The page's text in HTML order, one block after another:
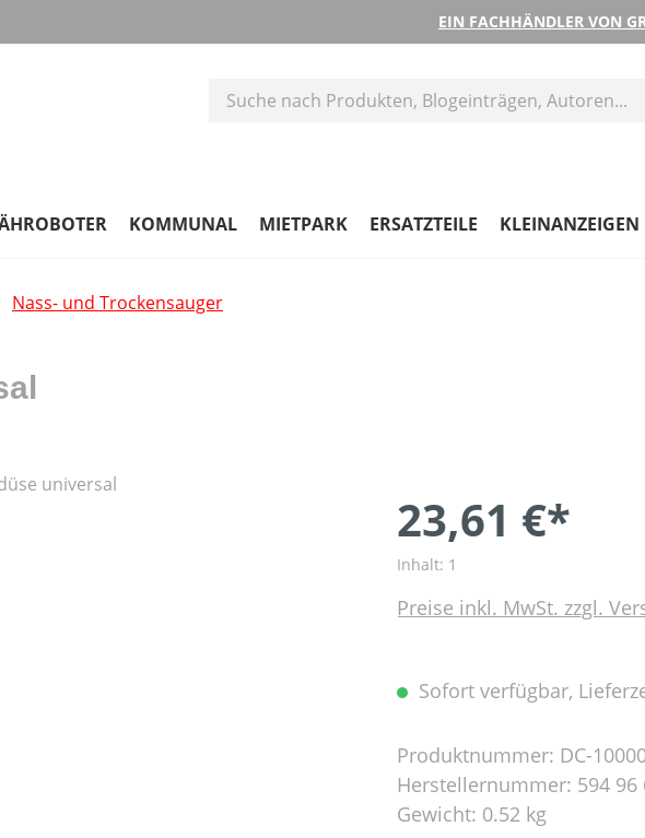
EIN FACHHÄNDLER VON
KOMMUNAL MIETPARK ERSATZTEILE KLEINANZEIGEN
Nass- und Trockensauger
23,61 €*
Inhalt: 1
Preise inkl. MwSt. zzgl.
Sofort verfügbar,
Produktnummer: DC-
Herstellernummer: 594 96
Gewicht: 0.52 kg